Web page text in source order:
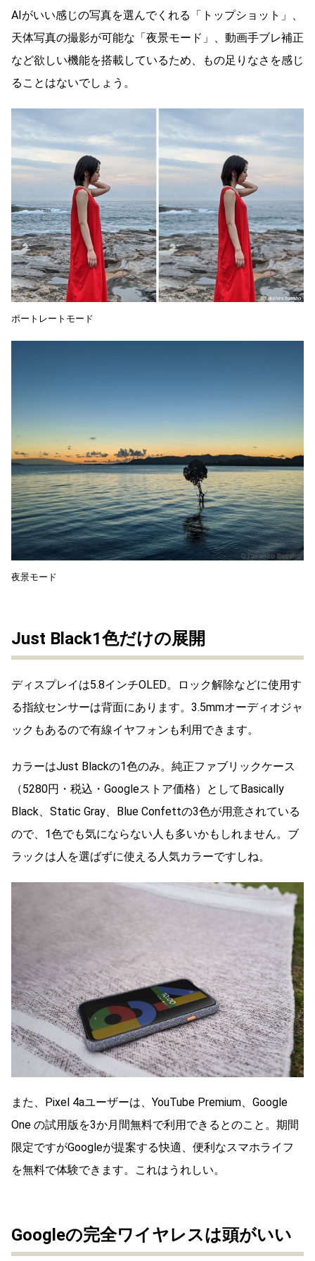
AIがいい感じの写真を選んでくれる「トップショット」、
天体写真の撮影が可能な「夜景モード」、動画手ブレ補正
など欲しい機能を搭載しているため、もの足りなさを感じ
ることはないでしょう。
ポートレートモード
夜景モード
Just Black1色だけの展開
ディスプレイは5.8インチOLED。ロック解除などに使用す
る指紋センサーは背面にあります。3.5mmオーディオジャ
ックもあるので有線イヤフォンも利用できます。
カラーはJust Blackの1色のみ。純正ファブリックケース
（5280円・税込・Googleストア価格）としてBasically
Black、Static Gray、Blue Confettの3色が用意されている
ので、1色でも気にならない人も多いかもしれません。ブ
ラックは人を選ばずに使える人気カラーですしね。
また、Pixel 4aユーザーは、YouTube Premium、Google
One の試用版を3か月間無料で利用できるとのこと。期間
限定ですがGoogleが提案する快適、便利なスマホライフ
を無料で体験できます。これはうれしい。
Googleの完全ワイヤレスは頭がいい